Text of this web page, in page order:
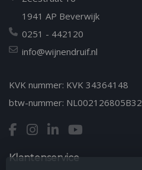
1941 AP Beverwijk
0251 - 442120
info@wijnendruif.nl
KVK nummer: KVK 34364148
btw-nummer: NL002126805B32
Klantenservice